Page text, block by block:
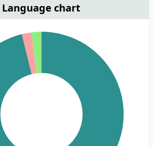
Language chart